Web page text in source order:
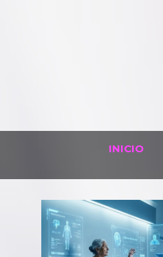
INICIO